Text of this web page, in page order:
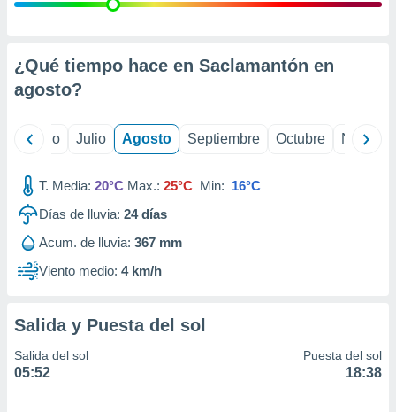
e
mediante
publicidad
de
1199
¿Qué tiempo hace en Saclamantón en
agosto?
Junio Julio Agosto Septiembre Octubre
T. Media: 20°C Max.: 25°C Min: 16°C
Días de lluvia: 24días
Acum. de lluvia: 367 mm
Viento medio: 4 km/h
Salida y Puesta del sol
Salida del sol
05:52
Puesta del sol
18:38